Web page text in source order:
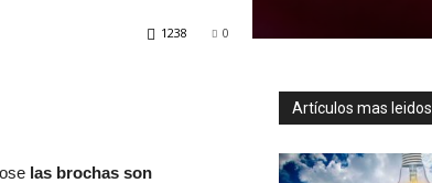
0
1238
las brochas son
Artículos mas leidos